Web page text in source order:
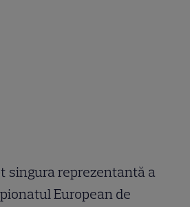
singura reprezentantă a
European de